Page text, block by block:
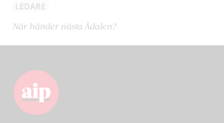
LEDARE
När händer nästa Ådalen?